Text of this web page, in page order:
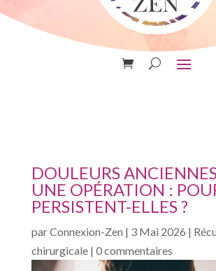
DOULEURS
UNE OPÉRATION :
PERSISTENT-ELLES ?
parConnexion-Zen | 3 Mai 2026 |
chirurgicale| 0 commentaires